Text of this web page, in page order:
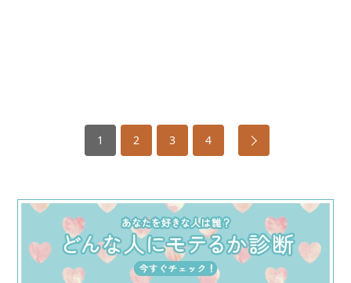
1 2 3 4